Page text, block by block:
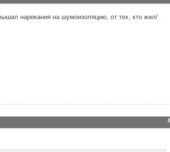
нарекания на шумоизоляцию, от тех, кто жил/